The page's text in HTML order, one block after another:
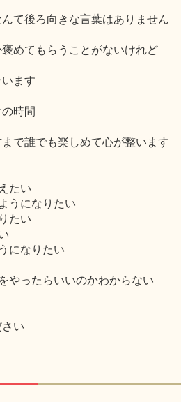
て後ろ向きな言葉はありません
めてもらうことがないけれど
ます
時間
で誰でも楽しめて心が整います
たい
うになりたい
たい
になりたい
やったらいいのかわからない
い